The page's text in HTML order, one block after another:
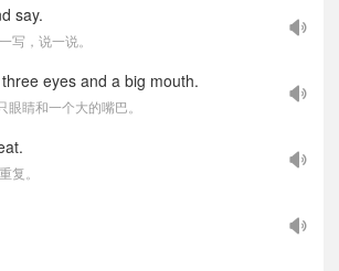
say.
写，说一说。
eyes and a big mouth.
睛和一个大的嘴巴。
复。